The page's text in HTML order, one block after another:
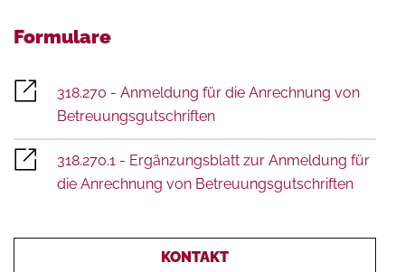
KONTAKT
Formulare
318.270 - Anmeldung für die Anrechnung von
Betreuungsgutschriften
318.270.1 - Ergänzungsblatt zur Anmeldung für
die Anrechnung von Betreuungsgutschriften